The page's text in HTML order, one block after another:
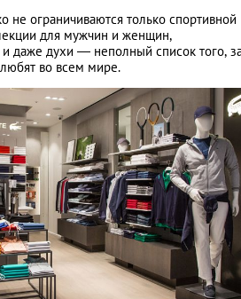
не ограничиваются только спортивной
для мужчин и женщин,
и даже духи — неполный список того,
во всем мире.